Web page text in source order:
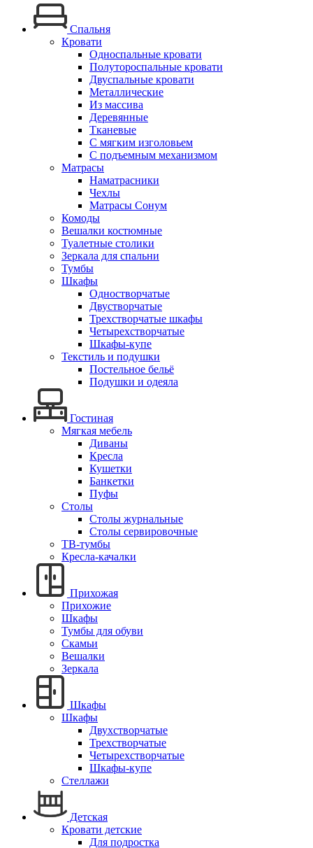
Спальня
Кровати
Односпальные кровати
Полутороспальные кровати
Двуспальные кровати
Металлические
Из массива
Деревянные
Тканевые
С мягким изголовьем
С подъемным механизмом
Матрасы
Наматрасники
Чехлы
Матрасы Сонум
Комоды
Вешалки костюмные
Туалетные столики
Зеркала для спальни
Тумбы
Шкафы
Одностворчатые
Двустворчатые
Трехстворчатые шкафы
Четырехстворчатые
Шкафы-купе
Текстиль и подушки
Постельное бельё
Подушки и одеяла
Гостиная
Мягкая мебель
Диваны
Кресла
Кушетки
Банкетки
Пуфы
Столы
Столы журнальные
Столы сервировочные
ТВ-тумбы
Кресла-качалки
Прихожая
Прихожие
Шкафы
Тумбы для обуви
Скамьи
Вешалки
Зеркала
Шкафы
Шкафы
Двухстворчатые
Трехстворчатые
Четырехстворчатые
Шкафы-купе
Стеллажи
Детская
Кровати детские
Для подростка